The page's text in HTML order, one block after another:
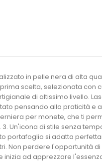
in pelle nera di alta
scelta, selezionata con
di altissimo livello.
pensando alla praticità e
per monete, che ti
di stile senza
portafoglio si adatta
Non perdere l'opportunità
inizia ad apprezzare